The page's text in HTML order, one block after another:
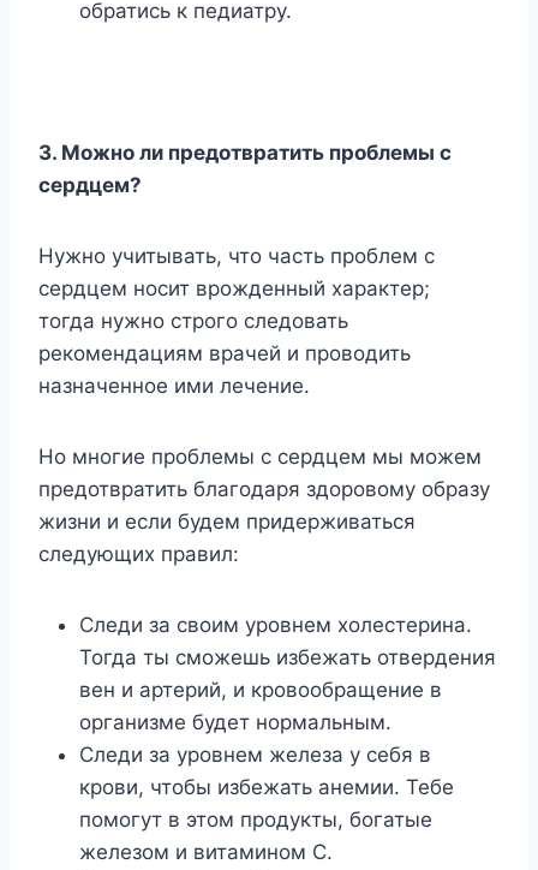
обратись к педиатру.
3. Можно ли предотвратить проблемы с
сердцем?
Нужно учитывать, что часть проблем с
сердцем носит врожденный характер;
тогда нужно строго следовать
рекомендациям врачей и проводить
назначенное ими лечение.
Но многие проблемы с сердцем мы можем
предотвратить благодаря здоровому образу
жизни и если будем придерживаться
следующих правил:
Следи за своим уровнем холестерина.
Тогда ты сможешь избежать отвердения
вен и артерий, и кровообращение в
организме будет нормальным.
Следи за уровнем железа у себя в
крови, чтобы избежать анемии. Тебе
помогут в этом продукты, богатые
железом и витамином С.